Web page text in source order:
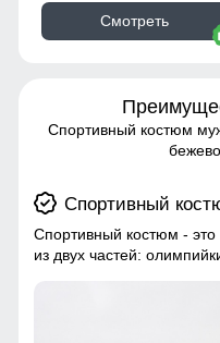
Смотреть
Спортивный костюм
Спортивный
Спортивный костюм -
из двух частей: